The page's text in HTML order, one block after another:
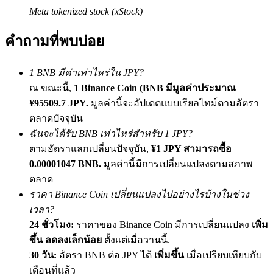
เชิญเพื่อนเพื่อรับรางวัลเงินสด
BTC Welcome Rewards
BTC Welcome Rewards
Deposit CASHCAT & Win
Meta tokenized stock (xStock)
คำถามที่พบบ่อย
1 BNB มีค่าเท่าไหร่ใน JPY?
ณ ขณะนี้, 1 Binance Coin (BNB มีมูลค่าประมาณ
¥95509.7 JPY. มูลค่านี้จะอัปเดตแบบเรียลไทม์ตามอัตรา
ตลาดปัจจุบัน
ฉันจะได้รับ BNB เท่าไหร่สำหรับ 1 JPY?
ตามอัตราแลกเปลี่ยนปัจจุบัน, ¥1 JPY สามารถซื้อ
0.00001047 BNB. มูลค่านี้มีการเปลี่ยนแปลงตามสภาพ
ตลาด
ราคา Binance Coin เปลี่ยนแปลงไปอย่างไรบ้างในช่วง
เวลา?
24 ชั่วโมง: ราคาของ Binance Coin มีการเปลี่ยนแปลง เพิ่ม
ขึ้น ลดลงเล็กน้อย ตั้งแต่เมื่อวานนี้.
30 วัน: อัตรา BNB ต่อ JPY ได้ เพิ่มขึ้นเมื่อเปรียบเทียบกับ
เดือนที่แล้ว